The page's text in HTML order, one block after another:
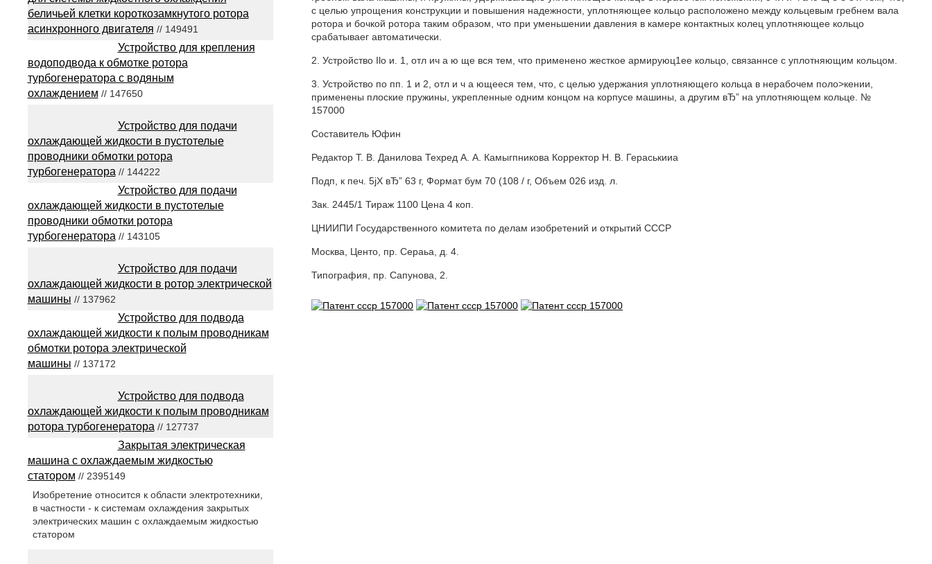
с целью упрощения конструкции и повышения надежности, уплотняющее кольцо расположено между кольцевым гребнем вала
ротора и бочкой ротора таким образом, что при уменьшении давления в камере контактных колец уплотняющее кольцо
срабатываег автоматически.
2. Устройство Ilo и. 1, отл ич а ю ще вся тем, что применено жесткое армируюц1ее кольцо, связаннсе с уплотняющим кольцом.
3. Устройство по пп. 1 и 2, отл и ч а ющееся тем, что, с целью удержания уплотняющего кольца в нерабочем поло>кении,
применены плоские пружины, укрепленные одним концом на корпусе машины, а другим вЂ” на уплотняющем кольце. №
157000
Составитель Юфин
Редактор Т. В. Данилова Техред А. А. Камыгпникова Корректор Н. В. Гераськииа
Подп, к печ. 5jX вЂ” 63 г, Формат бум 70 (108 / г, Объем 026 изд. л.
Зак. 2445/1 Тираж 1100 Цена 4 коп.
ЦНИИПИ Государственного комитета по делам изобретений и открытий СССР
Москва, Центо, пр. Сераьа, д. 4.
Типография, пр. Сапунова, 2.
беличьей клетки короткозамкнутого ротора
асинхронного двигателя // 149491
Устройство для крепления
водоподвода к обмотке ротора
турбогенератора с водяным
охлаждением // 147650
Устройство для подачи
охлаждающей жидкости в пустотелые
проводники обмотки ротора
турбогенератора // 144222
Устройство для подачи
охлаждающей жидкости в пустотелые
проводники обмотки ротора
турбогенератора // 143105
Устройство для подачи
охлаждающей жидкости в ротор электрической
машины // 137962
Устройство для подвода
охлаждающей жидкости к полым проводникам
обмотки ротора электрической
машины // 137172
Устройство для подвода
охлаждающей жидкости к полым проводникам
ротора турбогенератора // 127737
Закрытая электрическая
машина с охлаждаемым жидкостью
статором // 2395149
Изобретение относится к области электротехники,
в частности - к системам охлаждения закрытых
электрических машин с охлаждаемым жидкостью
статором